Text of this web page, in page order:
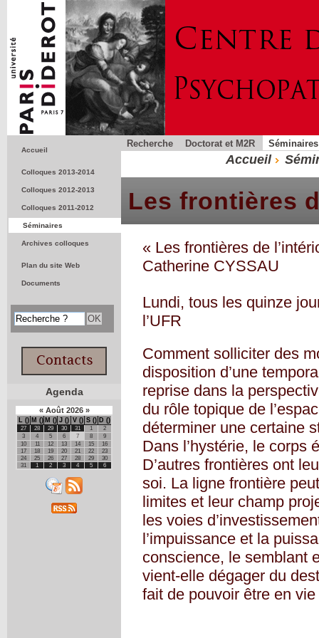
Recherche Doctorat et M2R
Accueil
Les frontières
« Les frontières de
Catherine CYSSAU
Lundi, tous les quinze
l’UFR
Comment solliciter des
disposition d’une
reprise dans la
du rôle topique de
déterminer une certaine
Dans l’hystérie, le corps
D’autres frontières ont
soi. La ligne frontière
limites et leur champ
les voies
l’impuissance et la
conscience, le semblant
vient-elle dégager du
fait de pouvoir être en
Accueil
Colloques 2013-2014
Colloques 2012-2013
Colloques 2011-2012
Séminaires
Archives colloques
Plan du site Web
Documents
Agenda
« Août 2026 »
L M M J V S D
27 28 29 30 31 1
2
3
4 5 6 7 8
9
10
11 12 13 14 15
16
17
18 19 20 21 22
23
24
25 26 27 28 29
30
31
1 2 3 4 5 6